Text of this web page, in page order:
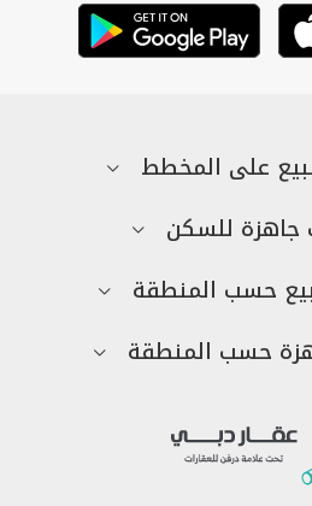
على المخطط
جاهزة للسكن
حسب المنطقة
حسب المنطقة